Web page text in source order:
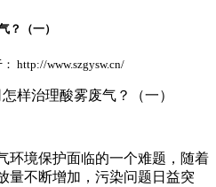
？（一）
http://www.szgysw.cn/
样治理酸雾废气？（一）
境保护面临的一个难题，随着
量不断增加，污染问题日益突